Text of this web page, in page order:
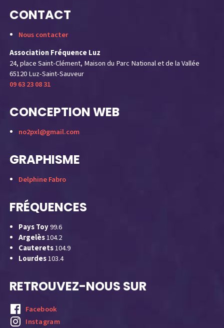
CONTACT
Nous contacter
Association Fréquence Luz
24, place Saint-Clément, Maison du Parc National et de la Vallée
65120 Luz-Saint-Sauveur
09 63 23 08 31
CONCEPTION WEB
no2pxl@gmail.com
GRAPHISME
Delphine Fabro
FRÉQUENCES
Pays Toy99.6
Argelès104.2
Cauterets104.9
Lourdes103.4
RETROUVEZ-NOUS SUR
Facebook
Instagram